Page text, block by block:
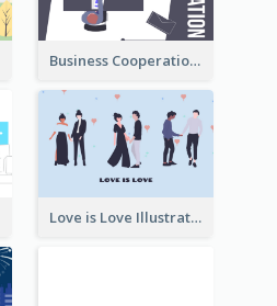
Business Cooperation
Love is Love Illustration